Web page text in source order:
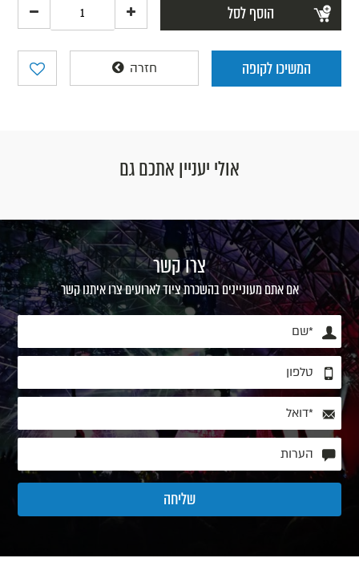
הוסף לסל
המשיכו לקופה חזרה
אולי יעניין אתכם גם
צרו קשר
אם אתם מעוניינים בהשכרת ציוד לארועים צרו איתנו קשר